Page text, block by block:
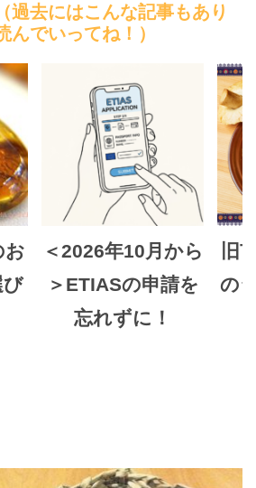
去にはこんな記事もあり
んでいってね！）
お
び
＜2026年10月から
＞ETIASの申請を
忘れずに！
旧
の